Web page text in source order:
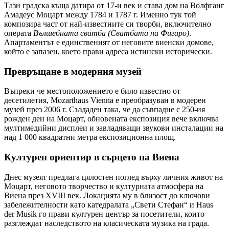
Тази градска къща датира от 17-и век и става дом на Волфганг
Амадеус Моцарт между 1784 и 1787 г. Именно тук той
композира част от най-известните си творби, включително
операта Вълшебната сватба (Сватбата на Фигаро).
Апартаментът е единственият от неговите виенски домове,
който е запазен, което прави адреса истински исторически.
Превръщане в модерния музей
Въпреки че местоположението е било известно от
десетилетия, Mozarthaus Vienna е преобразуван в модерeн
музей през 2006 г. Създаден така, че да съвпадне с 250-ия
рожден ден на Моцарт, обновената експозиция вече включва
мултимедийни дисплеи и завладяващи звукови инсталации на
над 1 000 квадратни метра експозиционна площ.
Културен ориентир в сърцето на Виена
Днес музеят предлага цялостен поглед върху личния живот на
Моцарт, неговото творчество и културната атмосфера на
Виена през XVIII век. Локацията му в близост до ключови
забележителности като катедралата „Свети Стефан“ и Haus
der Musik го прави културен център за посетители, които
разглеждат наследството на класическата музика на града.